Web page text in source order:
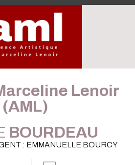
Lenoir
(AML)
BOURDEAU
: EMMANUELLE BOURCY